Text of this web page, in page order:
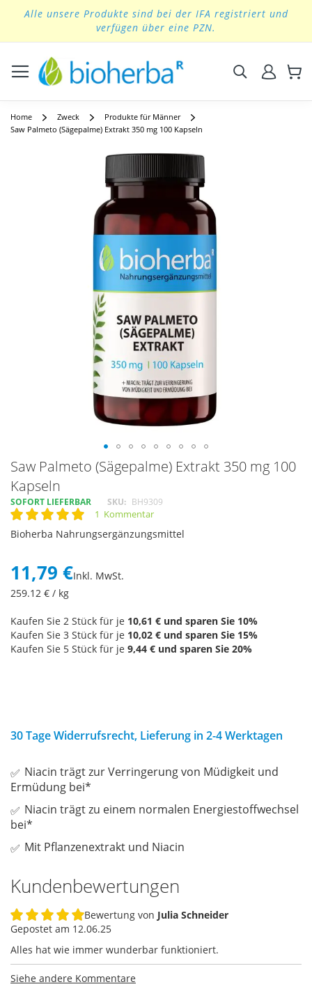
to
Alle unsere Produkte sind bei der IFA registriert und
verfügen über eine PZN.
Suchen
Home Zweck
Produkte für Männer
Saw Palmeto (Sägepalme) Extrakt 350 mg 100 Kapseln
Saw Palmeto (Sägepalme) Extrakt 350 mg 100
Kapseln
SOFORT LIEFERBAR SKU BH9309
Rating: 1 Kommentar
Bioherba Nahrungsergänzungsmittel
11,79 €Inkl. MwSt.
259.12 € / kg
Kaufen Sie 2 Stück für je 10,61 € und sparen Sie 10%
Kaufen Sie 3 Stück für je 10,02 € und sparen Sie 15%
Kaufen Sie 5 Stück für je 9,44 € und sparen Sie 20%
30 Tage Widerrufsrecht, Lieferung in 2-4 Werktagen
Niacin trägt zur Verringerung von Müdigkeit und
Ermüdung bei*
Niacin trägt zu einem normalen Energiestoffwechsel
bei*
Mit Pflanzenextrakt und Niacin
Kundenbewertungen
100%
Bewertung von Julia Schneider
Gepostet am 12.06.25
Alles hat wie immer wunderbar funktioniert.
Siehe andere Kommentare
Skip
the
beginning
of
the